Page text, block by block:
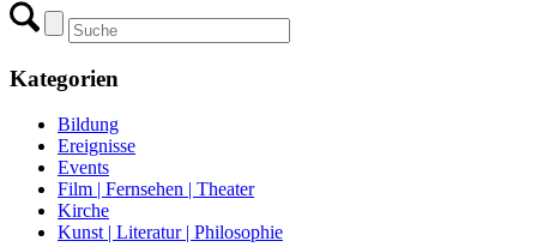
Kategorien
Bildung
Ereignisse
Events
Film | Fernsehen | Theater
Kirche
Kunst | Literatur | Philosophie